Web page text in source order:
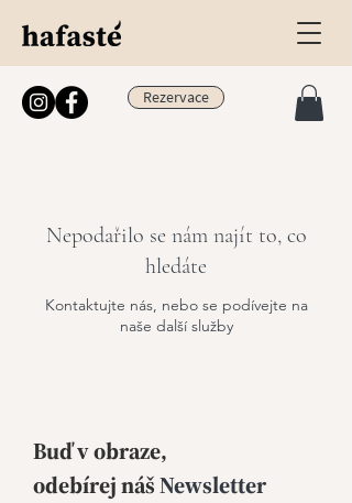
Rezervace
Nepodařilo se nám najít to, co
hledáte
Kontaktujte nás, nebo se podívejte na
naše další služby
Buď v obraze,
odebírejnášNewsletter